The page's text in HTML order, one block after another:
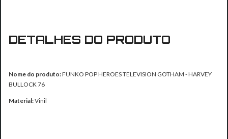
DETALHES DO PRODUTO
Nome do produto:FUNKO POP HEROES TELEVISION GOTHAM - HARVEY
BULLOCK 76
Material:Vinil